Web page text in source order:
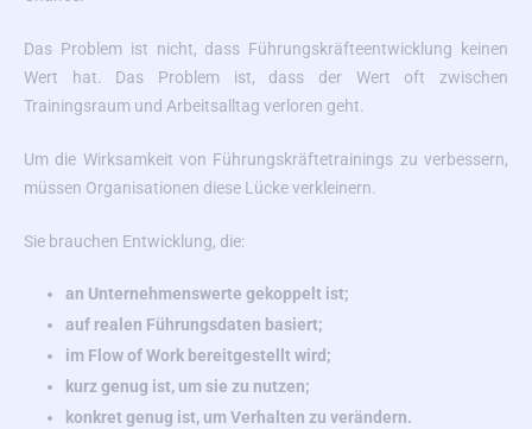
Das Problem ist nicht, dass Führungskräfteentwicklung keinen
Wert hat. Das Problem ist, dass der Wert oft zwischen
Trainingsraum und Arbeitsalltag verloren geht.
Um die Wirksamkeit von Führungskräftetrainings zu verbessern,
müssen Organisationen diese Lücke verkleinern.
Sie brauchen Entwicklung, die:
an Unternehmenswerte gekoppelt ist;
auf realen Führungsdaten basiert;
im Flow of Work bereitgestellt wird;
kurz genug ist, um sie zu nutzen;
konkret genug ist, um Verhalten zu verändern.